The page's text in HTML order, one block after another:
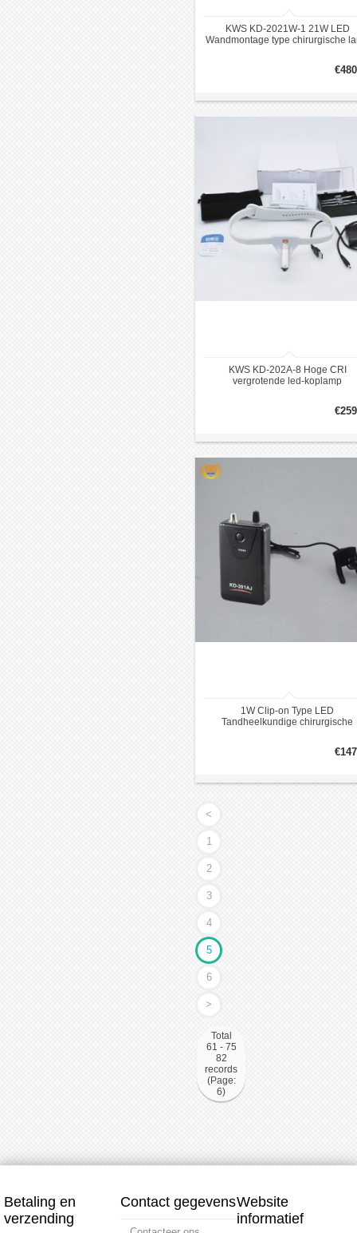
KWS KD-2021W-1 21W LED
Wandmontage type chirurgische
KWS KD-202A-8 Hoge CRI
vergrotende led-koplamp
1W Clip-on Type LED
Tandheelkundige chirurgische
<
1
2
3
4
5
6
>
Total
61 - 75
82
records
(Page:
6)
Betaling en
verzending
Contact gegevensWebsite
informatief